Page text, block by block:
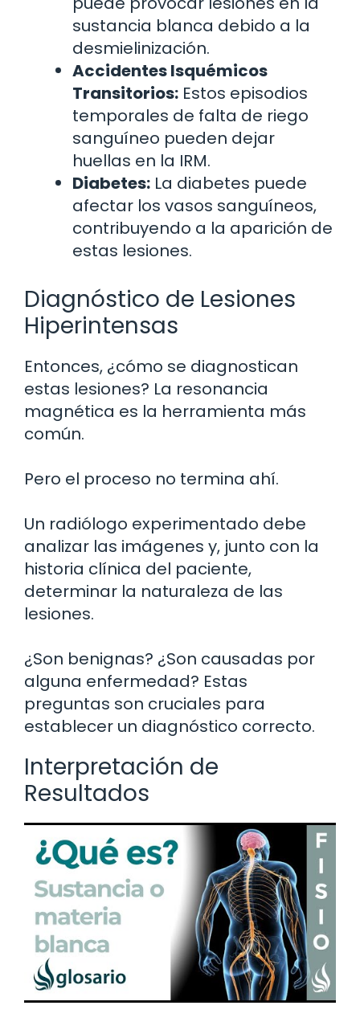
sustancia blanca debido a la
desmielinización.
Accidentes Isquémicos
Transitorios: Estos episodios
temporales de falta de riego
sanguíneo pueden dejar
huellas en la IRM.
Diabetes: La diabetes puede
afectar los vasos sanguíneos,
contribuyendo a la aparición de
estas lesiones.
Diagnóstico de Lesiones
Hiperintensas
Entonces, ¿cómo se diagnostican
estas lesiones? La resonancia
magnética es la herramienta más
común.
Pero el proceso no termina ahí.
Un radiólogo experimentado debe
analizar las imágenes y, junto con la
historia clínica del paciente,
determinar la naturaleza de las
lesiones.
¿Son benignas? ¿Son causadas por
alguna enfermedad? Estas
preguntas son cruciales para
establecer un diagnóstico correcto.
Interpretación de
Resultados